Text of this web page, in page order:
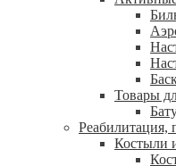
Товары
Реабилитация,
Костыли